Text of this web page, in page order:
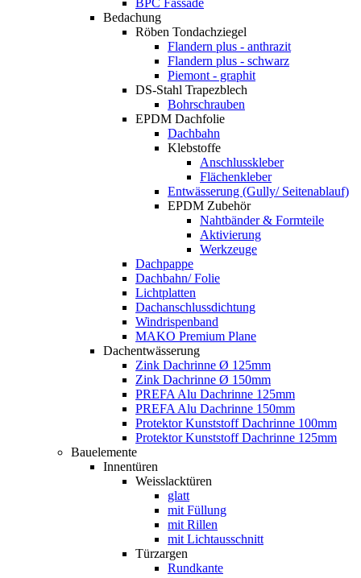
Bedachung
Röben Tondachziegel
Flandern plus - anthrazit
Flandern plus - schwarz
Piemont - graphit
DS-Stahl Trapezblech
Bohrschrauben
EPDM Dachfolie
Dachbahn
Klebstoffe
Anschlusskleber
Flächenkleber
Entwässerung (Gully/ Seitenablauf)
EPDM Zubehör
Nahtbänder & Formteile
Aktivierung
Werkzeuge
Dachpappe
Dachbahn/ Folie
Lichtplatten
Dachanschlussdichtung
Windrispenband
MAKO Premium Plane
Dachentwässerung
Zink Dachrinne Ø 125mm
Zink Dachrinne Ø 150mm
PREFA Alu Dachrinne 125mm
PREFA Alu Dachrinne 150mm
Protektor Kunststoff Dachrinne 100mm
Protektor Kunststoff Dachrinne 125mm
Bauelemente
Innentüren
Weisslacktüren
glatt
mit Füllung
mit Rillen
mit Lichtausschnitt
Türzargen
Rundkante